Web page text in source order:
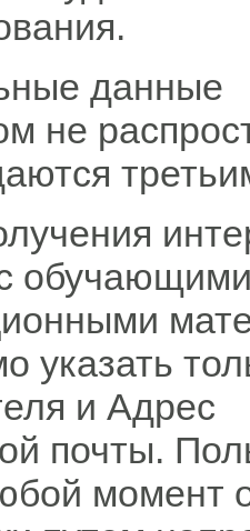
данные
не
указать
и Адрес
почты.
момент